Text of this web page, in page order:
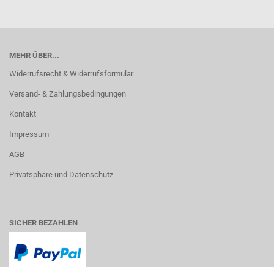
MEHR ÜBER...
Widerrufsrecht & Widerrufsformular
Versand- & Zahlungsbedingungen
Kontakt
Impressum
AGB
Privatsphäre und Datenschutz
SICHER BEZAHLEN